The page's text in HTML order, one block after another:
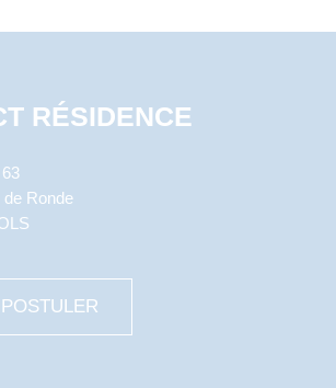
RÉSIDENCE
Ronde
POSTULER